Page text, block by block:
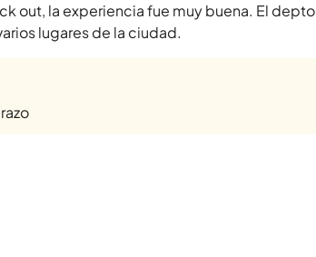
out, la experiencia fue muy buena. El depto
lugares de la ciudad.